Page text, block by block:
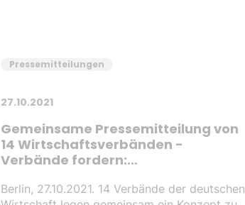
Pressemitteilungen
27.10.2021
Gemeinsame Pressemitteilung von
14 Wirtschaftsverbänden -
Verbände fordern:
sachgerecht und angemessen
Berlin, 27.10.2021. 14 Verbände der deutschen